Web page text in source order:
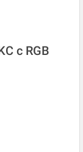
с RGB